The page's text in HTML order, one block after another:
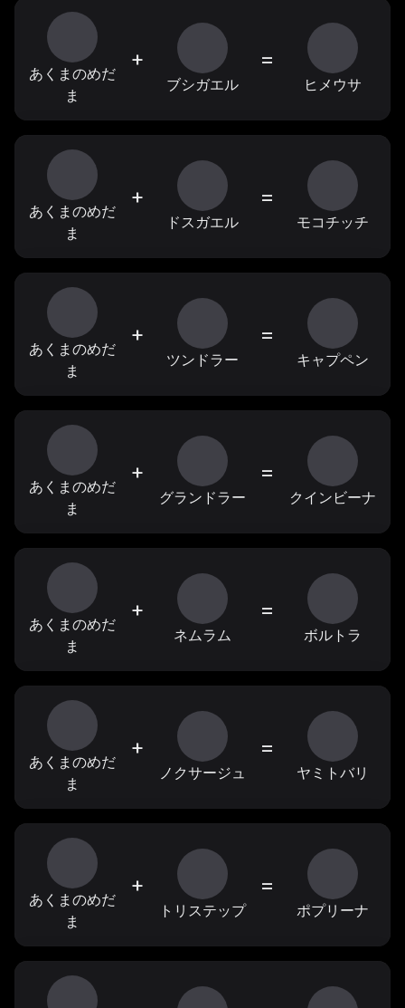
あくまのめだ
ま
+
ブシガエル
=
ヒメウサ
あくまのめだ
ま
+
ドスガエル
=
モコチッチ
あくまのめだ
ま
+
ツンドラー
=
キャプペン
あくまのめだ
ま
+
グランドラー
=
クインビーナ
あくまのめだ
ま
+
ネムラム
=
ボルトラ
あくまのめだ
ま
+
ノクサージュ
=
ヤミトバリ
あくまのめだ
ま
+
トリステップ
=
ポプリーナ